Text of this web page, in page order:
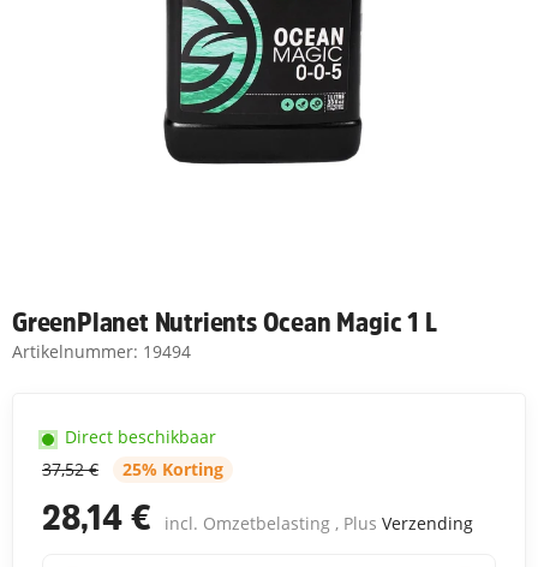
GreenPlanet Nutrients Ocean Magic 1 L
Artikelnummer: 19494
37,52 € 25% Korting
28,14 € incl. Omzetbelasting , Plus Verzending
Direct beschikbaar